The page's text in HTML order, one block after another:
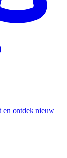
en ontdek nieuw